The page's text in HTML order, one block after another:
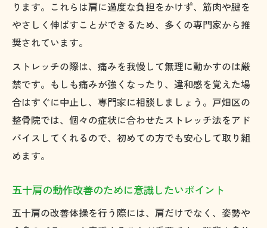
五十肩回復後も続けたい再発予防の体操法
ります。これらは肩に過度な負担をかけず、筋肉や腱を
やさしく伸ばすことができるため、多くの専門家から推
奨されています。
ストレッチの際は、痛みを我慢して無理に動かすのは厳
禁です。もしも痛みが強くなったり、違和感を覚えた場
合はすぐに中止し、専門家に相談しましょう。戸畑区の
整骨院では、個々の症状に合わせたストレッチ法をアド
バイスしてくれるので、初めての方でも安心して取り組
めます。
五十肩の動作改善のために意識したいポイント
五十肩の改善体操を行う際には、肩だけでなく、姿勢や